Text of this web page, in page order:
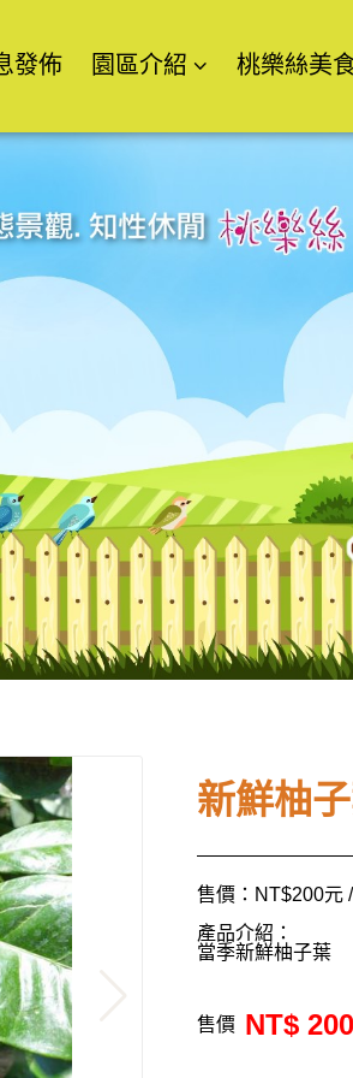
發佈 園區介紹 桃樂絲美
新鮮柚
售價：NT$200元
產品介紹：
當季新鮮柚子葉
售價 NT$ 200